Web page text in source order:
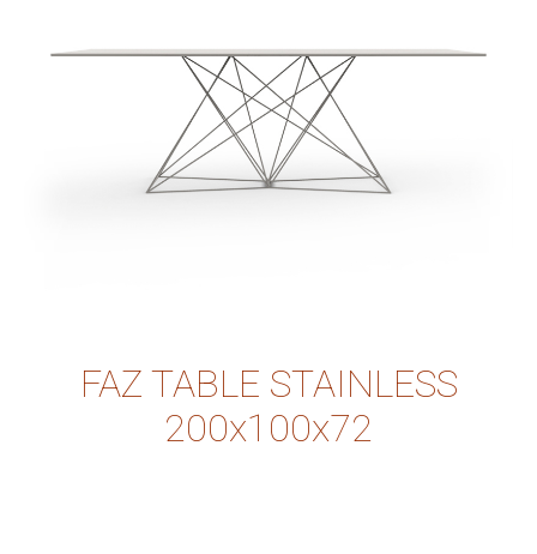
FAZ TABLE STAINLESS
200x100x72